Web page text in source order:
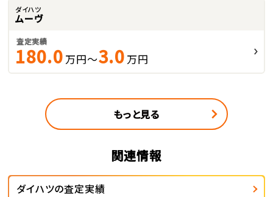
ダイハツ
ムーヴ
査定実績
180.0 万円～3.0 万円
もっと見る
関連情報
ダイハツの査定実績